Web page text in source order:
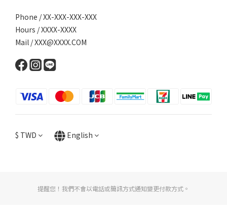
Phone / XX-XXX-XXX-XXX
Hours / XXXX-XXXX
Mail / XXX@XXXX.COM
$ TWD English
提醒您！我們不會以電話或簡訊方式通知變更付款方式。